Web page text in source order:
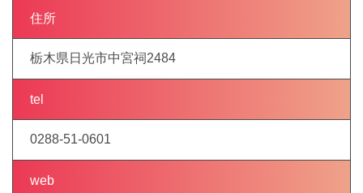
住所
栃木県日光市中宮祠2484
tel
0288-51-0601
web